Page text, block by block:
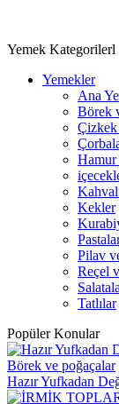
Yemek Kategorilerl
Yemekler
Ana
Börek
Hamur
Kekler
Pilav
Reçel
Tatlılar
Popüler Konular
Börek ve poğaçalar
Hazır Yufkadan